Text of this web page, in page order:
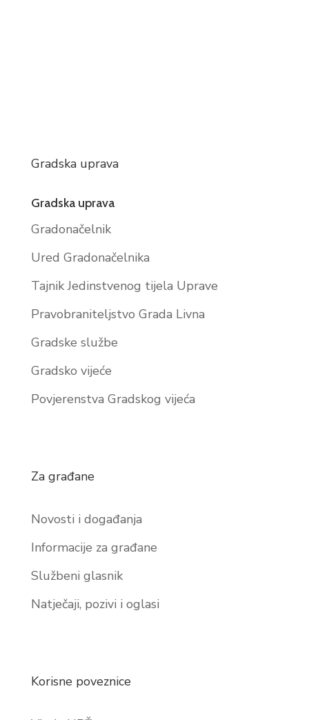
Gradska uprava
Gradska uprava
Gradonačelnik
Ured Gradonačelnika
Tajnik Jedinstvenog tijela Uprave
Pravobraniteljstvo Grada Livna
Gradske službe
Gradsko vijeće
Povjerenstva Gradskog vijeća
Za građane
Novosti i događanja
Informacije za građane
Službeni glasnik
Natječaji, pozivi i oglasi
Korisne poveznice